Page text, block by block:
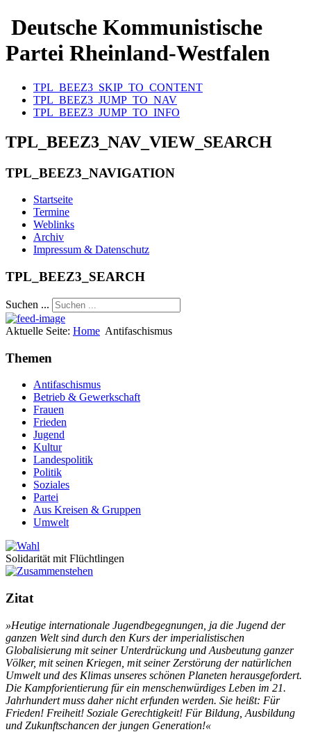
Deutsche Kommunistische
Partei Rheinland-Westfalen
TPL_BEEZ3_SKIP_TO_CONTENT
TPL_BEEZ3_JUMP_TO_NAV
TPL_BEEZ3_JUMP_TO_INFO
TPL_BEEZ3_NAV_VIEW_SEARCH
TPL_BEEZ3_NAVIGATION
Startseite
Termine
Weblinks
Archiv
Impressum & Datenschutz
TPL_BEEZ3_SEARCH
Suchen ...
Aktuelle Seite: Home Antifaschismus
Themen
Antifaschismus
Betrieb & Gewerkschaft
Frauen
Frieden
Jugend
Kultur
Landespolitik
Politik
Soziales
Partei
Aus Kreisen & Gruppen
Umwelt
Solidarität mit Flüchtlingen
Zitat
»Heutige internationale Jugendbegegnungen, ja die Jugend der
ganzen Welt sind durch den Kurs der imperialistischen
Globalisierung mit seiner Unterdrückung und Ausbeutung ganzer
Völker, mit seinen Kriegen, mit seiner Zerstörung der natürlichen
Umwelt und des Klimas unseres schönen Planeten herausgefordert.
Die Kampforientierung für ein menschenwürdiges Leben im 21.
Jahrhundert muss daher nicht erfunden werden. Sie heißt: Für
Frieden! Freiheit! Soziale Gerechtigkeit! Für Bildung, Ausbildung
und Zukunftschancen der jungen Generation!«